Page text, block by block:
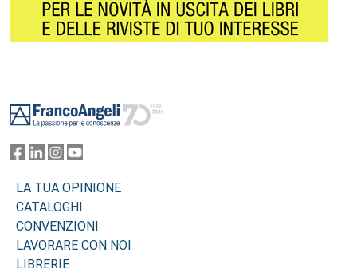
LA TUA OPINIONE
CATALOGHI
CONVENZIONI
LAVORARE CON NOI
LIBRERIE